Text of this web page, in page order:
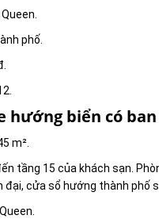
phố.
hướng biển có
m².
tầng 15 của khách sạn.
cửa sổ hướng thành phố